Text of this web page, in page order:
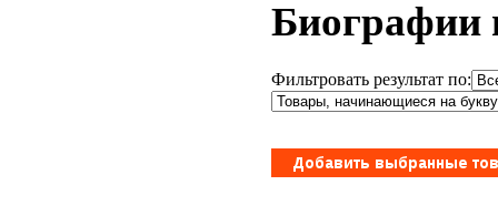
Биографии
Фильтровать результат по: